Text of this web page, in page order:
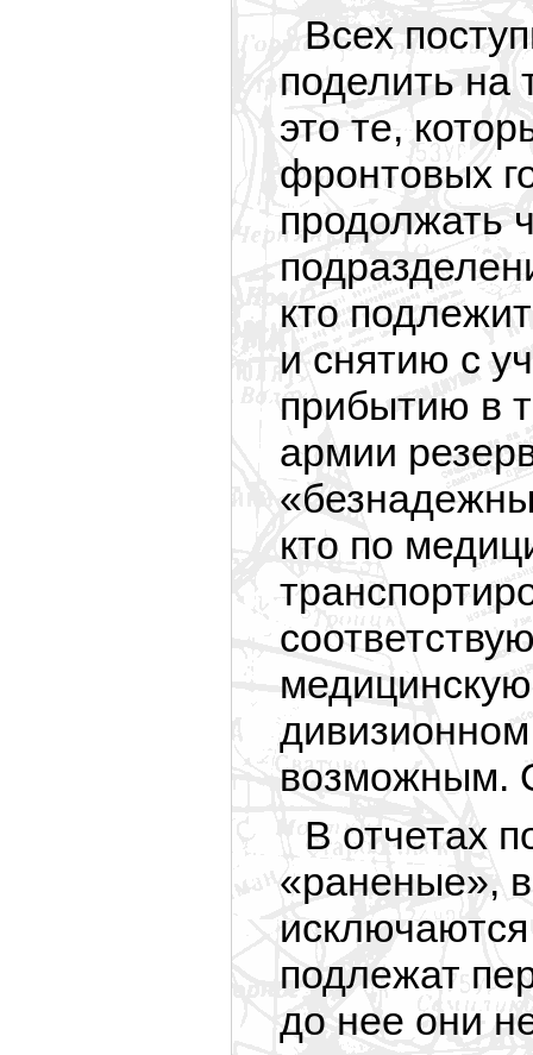
Всех
поделить на
это те,
фронтовых
продолжать
кто
и снятию с
прибытию в
армии
кто по
возможным.
В отчетах
«раненые»,
подлежат
до нее они